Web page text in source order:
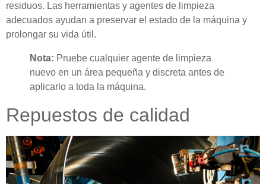
residuos. Las herramientas y agentes de limpieza
adecuados ayudan a preservar el estado de la máquina y
prolongar su vida útil.
Nota: Pruebe cualquier agente de limpieza
nuevo en un área pequeña y discreta antes de
aplicarlo a toda la máquina.
Repuestos de calidad